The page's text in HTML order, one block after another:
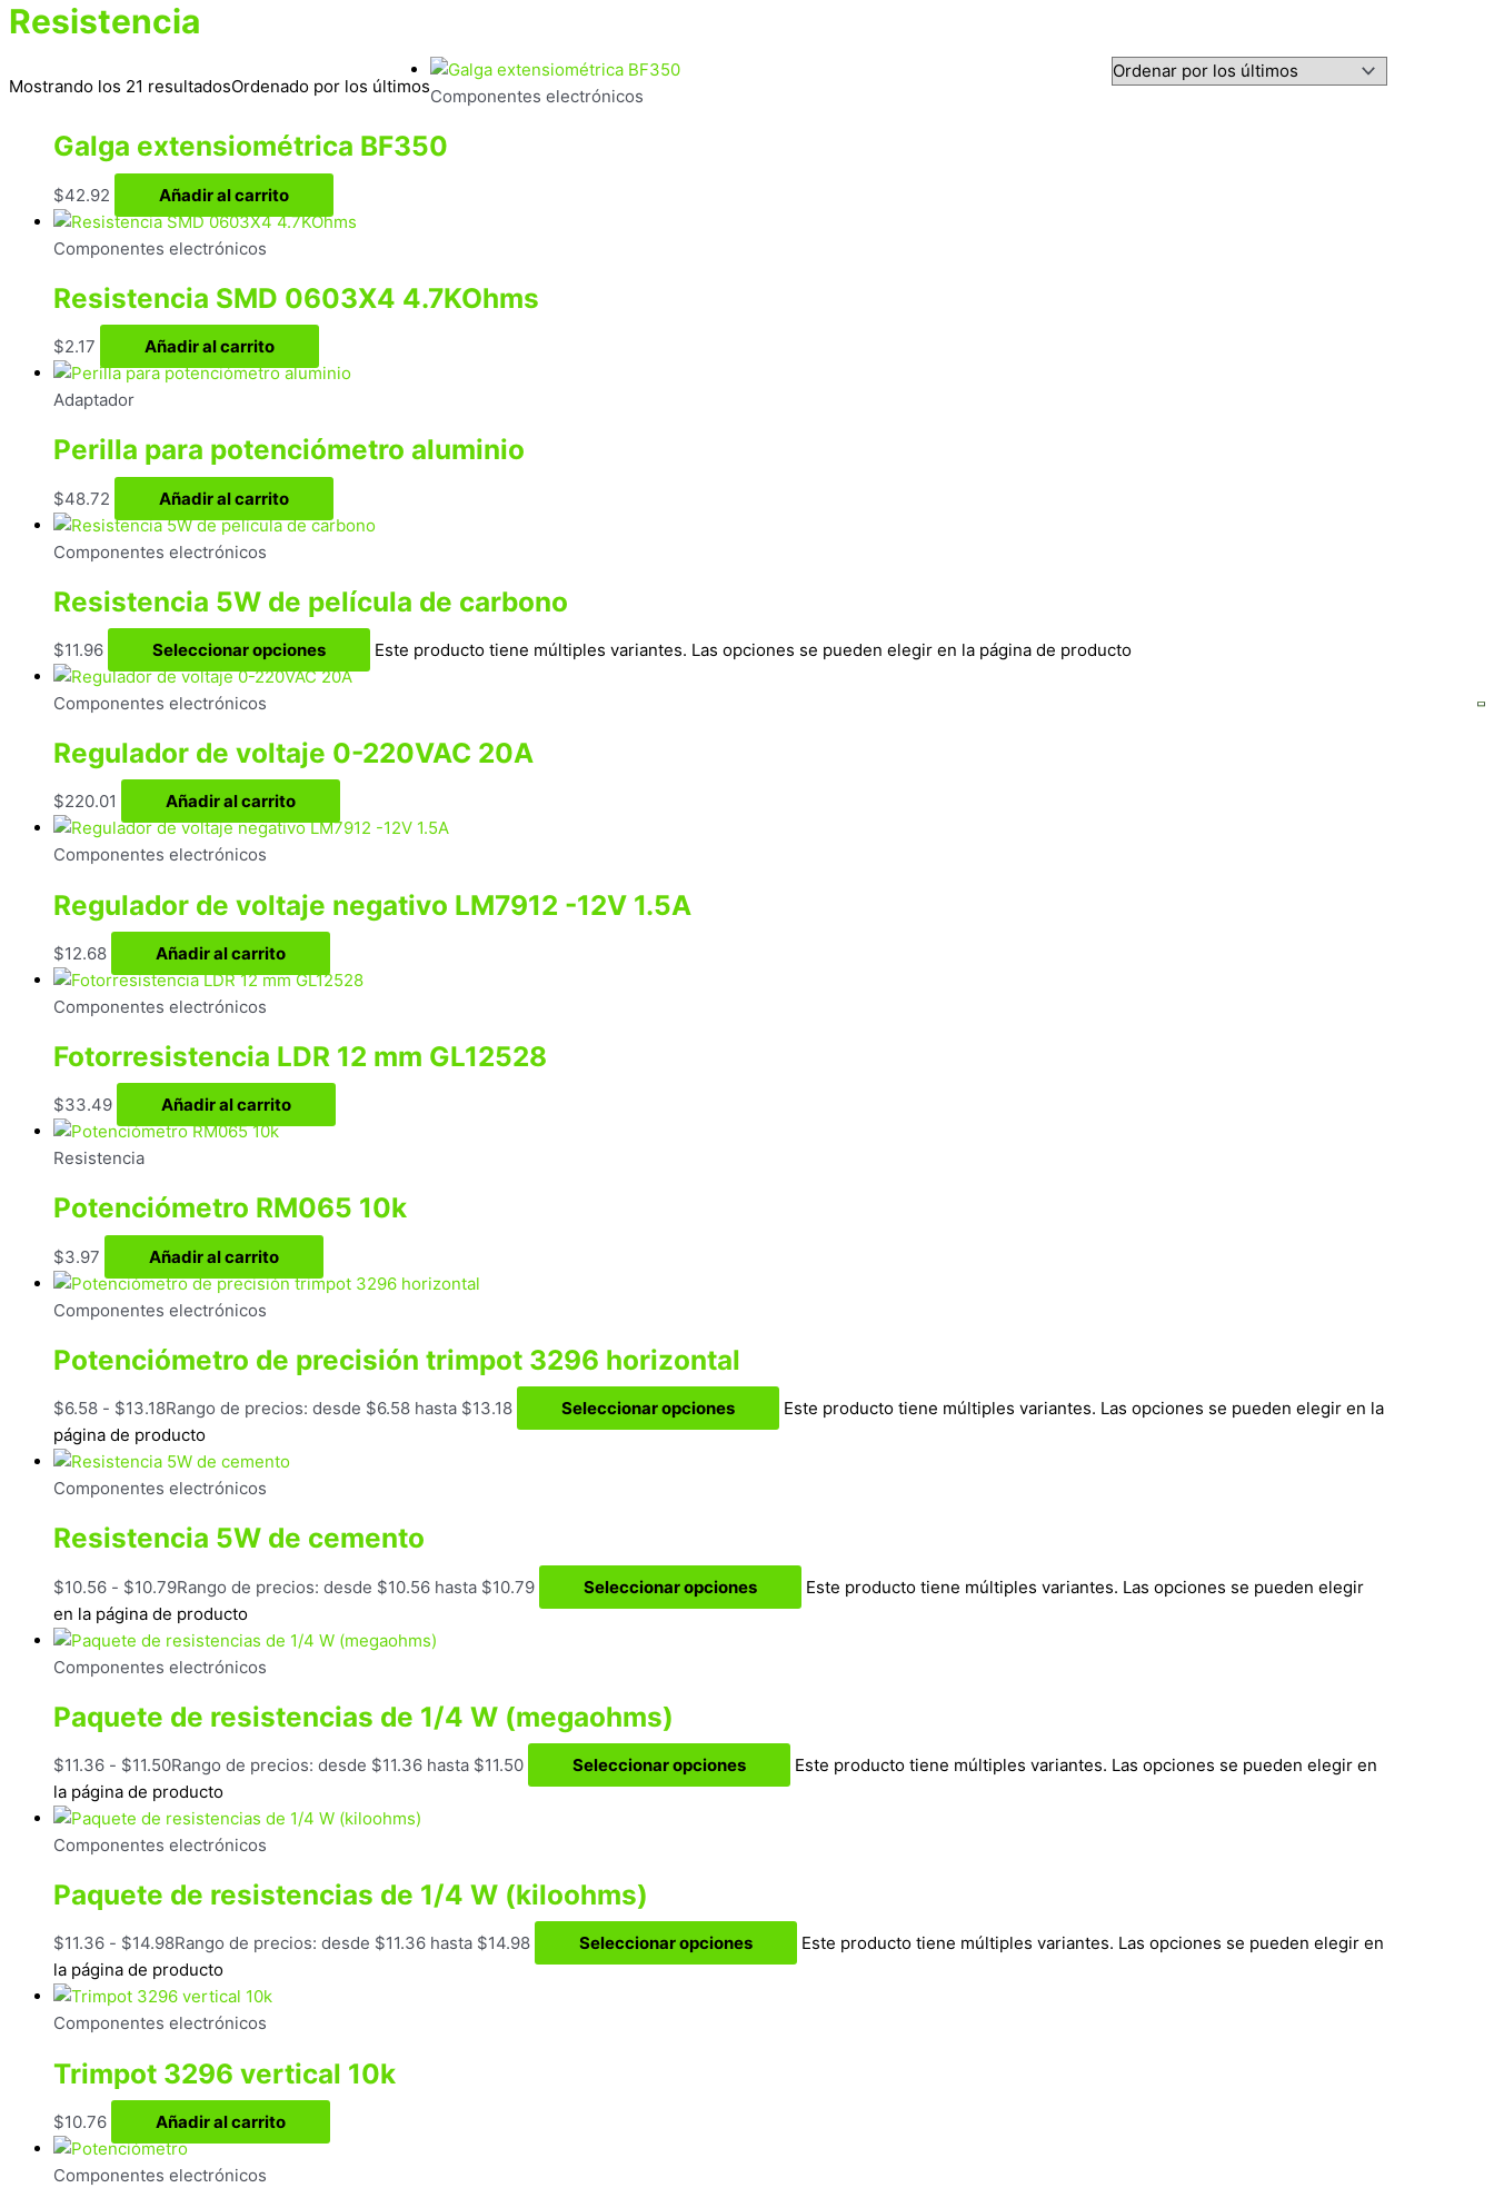
Resistencia
Mostrando los 21 resultadosOrdenado por los últimosComponentes electrónicos
Galga extensiométrica BF350
$42.92 Añadir al carrito
Componentes electrónicos
Resistencia SMD 0603X4 4.7KOhms
$2.17 Añadir al carrito
Adaptador
Perilla para potenciómetro aluminio
$48.72 Añadir al carrito
Componentes electrónicos
Resistencia 5W de película de carbono
$11.96 Seleccionar opciones Este producto tiene múltiples variantes. Las opciones se pueden elegir en la página de producto
Componentes electrónicos
Regulador de voltaje 0-220VAC 20A
$220.01 Añadir al carrito
Componentes electrónicos
Regulador de voltaje negativo LM7912 -12V 1.5A
$12.68 Añadir al carrito
Componentes electrónicos
Fotorresistencia LDR 12 mm GL12528
$33.49 Añadir al carrito
Resistencia
Potenciómetro RM065 10k
$3.97 Añadir al carrito
Componentes electrónicos
Potenciómetro de precisión trimpot 3296 horizontal
$6.58 - $13.18Rango de precios: desde $6.58 hasta $13.18 Seleccionar opciones
Este producto tiene múltiples variantes. Las opciones se pueden elegir en la
página de producto
Componentes electrónicos
Resistencia 5W de cemento
$10.56 - $10.79Rango de precios: desde $10.56 hasta $10.79 Seleccionar opciones
Este producto tiene múltiples variantes. Las opciones se pueden elegir
en la página de producto
Componentes electrónicos
Paquete de resistencias de 1/4 W (megaohms)
$11.36 - $11.50Rango de precios: desde $11.36 hasta $11.50 Seleccionar opciones
Este producto tiene múltiples variantes. Las opciones se pueden elegir en
la página de producto
Componentes electrónicos
Paquete de resistencias de 1/4 W (kiloohms)
$11.36 - $14.98Rango de precios: desde $11.36 hasta $14.98 Seleccionar opciones
Este producto tiene múltiples variantes. Las opciones se pueden elegir en
la página de producto
Componentes electrónicos
Trimpot 3296 vertical 10k
$10.76 Añadir al carrito
Componentes electrónicos